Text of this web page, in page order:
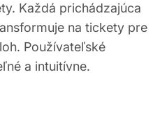
Každá prichádzajúca
na tickety pre
Používateľské
a intuitívne.